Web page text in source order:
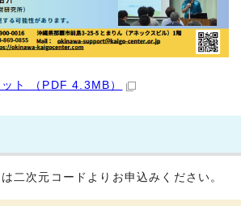
ト （PDF 4.3MB）
二次元コードよりお申込みください。